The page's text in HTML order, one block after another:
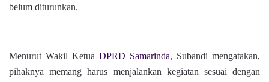
belum diturunkan.
Menurut Wakil Ketua DPRD Samarinda, Subandi mengatakan,
pihaknya memang harus menjalankan kegiatan sesuai dengan